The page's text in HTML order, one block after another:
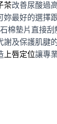
茶改善尿酸過
妳最好的選擇
棉墊片直接
謝及保護肌腱
上唇定位讓專